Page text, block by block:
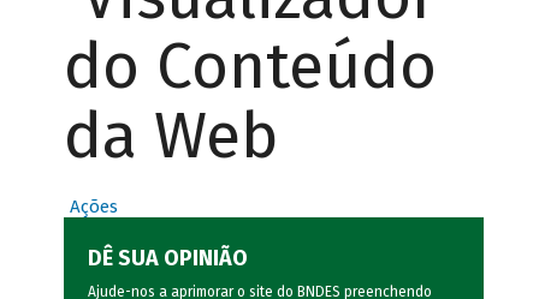
do Conteúdo
da Web
Ações
DÊ SUA OPINIÃO
Ajude-nos a aprimorar o site do BNDES preenchendo